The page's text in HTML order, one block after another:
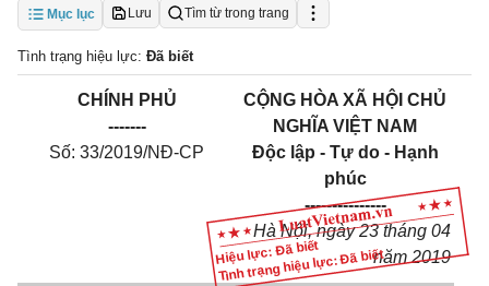
Mục lục Lưu Tìm từ trong trang
Tình trạng hiệu lực: Đã biết
Hiệu lực: Đã biết
Tình trạng hiệu lực: Đã biết
CHÍNH PHỦ
-------
Số: 33/2019/NĐ-CP
CỘNG HÒA XÃ HỘI CHỦ
NGHĨA VIỆT NAM
Độc lập - Tự do - Hạnh
phúc
---------------
Hà Nội, ngày23tháng 04
năm2019